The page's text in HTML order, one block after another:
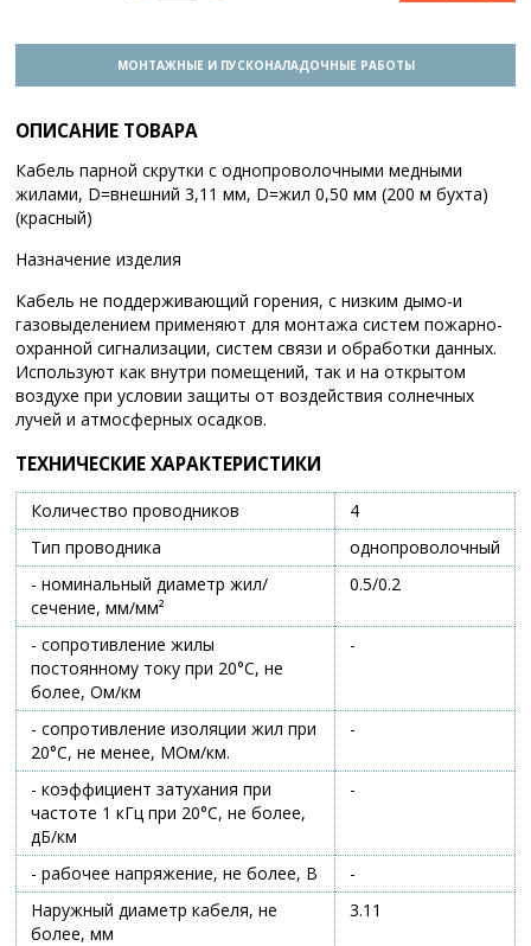
МОНТАЖНЫЕ И ПУСКОНАЛАДОЧНЫЕ РАБОТЫ
ОПИСАНИЕ ТОВАРА
Кабель парной скрутки с однопроволочными медными
жилами, D=внешний 3,11 мм, D=жил 0,50 мм (200 м бухта)
(красный)
Назначение изделия
Кабель не поддерживающий горения, с низким дымо-и
газовыделением применяют для монтажа систем пожарно-
охранной сигнализации, систем связи и обработки данных.
Используют как внутри помещений, так и на открытом
воздухе при условии защиты от воздействия солнечных
лучей и атмосферных осадков.
ТЕХНИЧЕСКИЕ ХАРАКТЕРИСТИКИ
Количество проводников
4
Тип проводника
однопроволочный
- номинальный диаметр жил/
сечение, мм/мм²
0.5/0.2
- сопротивление жилы
постоянному току при 20°C, не
более, Ом/км
-
- сопротивление изоляции жил при
20°C, не менее, МОм/км.
-
- коэффициент затухания при
частоте 1 кГц при 20°C, не более,
дБ/км
-
- рабочее напряжение, не более, В
-
Наружный диаметр кабеля, не
более, мм
3.11